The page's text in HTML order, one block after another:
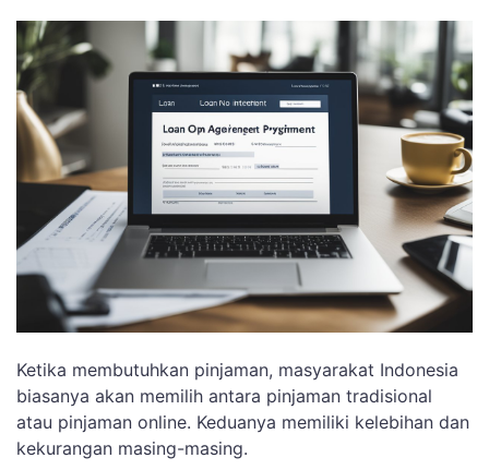
Ketika membutuhkan pinjaman, masyarakat Indonesia
biasanya akan memilih antara pinjaman tradisional
atau pinjaman online. Keduanya memiliki kelebihan dan
kekurangan masing-masing.